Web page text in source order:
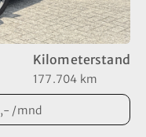
Kilometerstand
177.704 km
/mnd